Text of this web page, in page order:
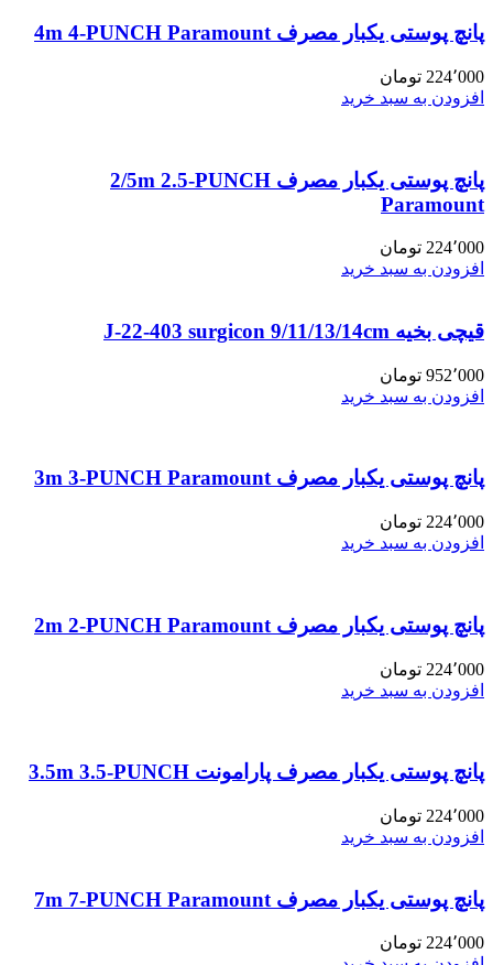
پانچ پوستی یکبار مصرف 4m 4-PUNCH Paramount
224٬000 تومان
افزودن به سبد خرید
پانچ پوستی یکبار مصرف 2/5m 2.5-PUNCH
Paramount
224٬000 تومان
افزودن به سبد خرید
قیچی بخیه J-22-403 surgicon 9/11/13/14cm
952٬000 تومان
افزودن به سبد خرید
پانچ پوستی یکبار مصرف 3m 3-PUNCH Paramount
224٬000 تومان
افزودن به سبد خرید
پانچ پوستی یکبار مصرف 2m 2-PUNCH Paramount
224٬000 تومان
افزودن به سبد خرید
پانچ پوستی یکبار مصرف پارامونت 3.5m 3.5-PUNCH
224٬000 تومان
افزودن به سبد خرید
پانچ پوستی یکبار مصرف 7m 7-PUNCH Paramount
224٬000 تومان